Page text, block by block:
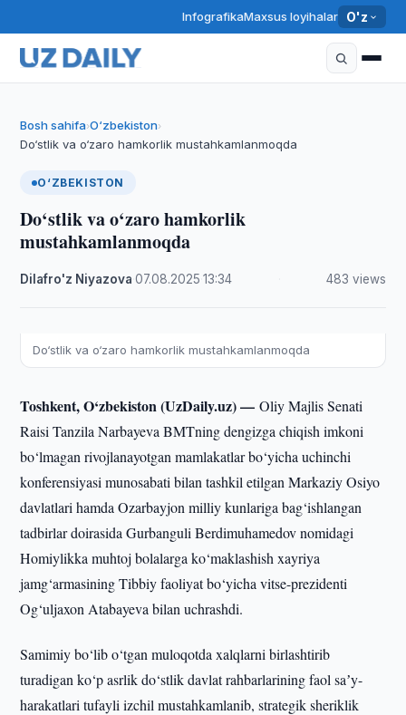
InfografikaMaxsus loyihalar O'z
Bosh sahifa›O‘zbekiston›
Do‘stlik va o‘zaro hamkorlik mustahkamlanmoqda
O‘ZBEKISTON
Do‘stlik va o‘zaro hamkorlik
mustahkamlanmoqda
Dilafro'z Niyazova ·07.08.2025 ·13:34 483 views
Do‘stlik va o‘zaro hamkorlik mustahkamlanmoqda
Toshkent, O‘zbekiston (UzDaily.uz) —Oliy Majlis Senati
Raisi Tanzila Narbayeva BMTning dengizga chiqish imkoni
bo‘lmagan rivojlanayotgan mamlakatlar bo‘yicha uchinchi
konferensiyasi munosabati bilan tashkil etilgan Markaziy Osiyo
davlatlari hamda Ozarbayjon milliy kunlariga bag‘ishlangan
tadbirlar doirasida Gurbanguli Berdimuhamedov nomidagi
Homiylikka muhtoj bolalarga ko‘maklashish xayriya
jamg‘armasining Tibbiy faoliyat bo‘yicha vitse-prezidenti
Og‘uljaxon Atabayeva bilan uchrashdi.
Samimiy bo‘lib o‘tgan muloqotda xalqlarni birlashtirib
turadigan ko‘p asrlik do‘stlik davlat rahbarlarining faol saʼy-
harakatlari tufayli izchil mustahkamlanib, strategik sheriklik